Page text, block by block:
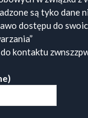
są tyko dane
dostępu do
kontaktu